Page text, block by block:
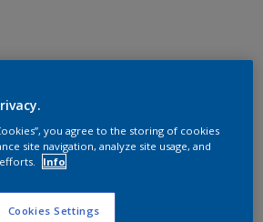
you agree to the storing of cookies
site navigation, analyze site usage, and
Info
Cookies Settings